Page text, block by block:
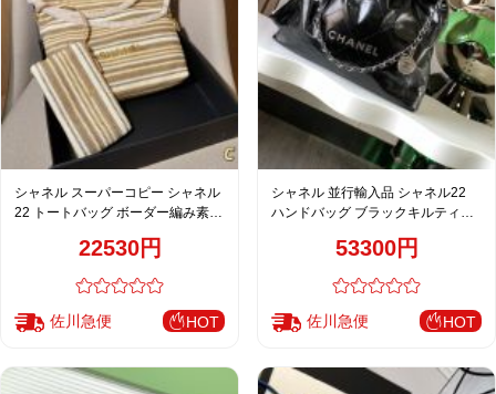
シャネル スーパーコピー シャネル
22 トートバッグ ボーダー編み素材
22530円
佐川急便 HOT
シャネル 並行輸入品 シャネル22
ハンドバッグ ブラックキルティン
53300円
佐川急便 HOT